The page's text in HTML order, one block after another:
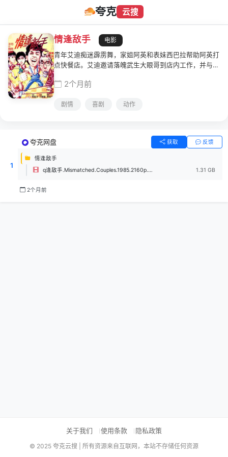
夸克 云搜
情逢敌手
电影
青年艾迪痴迷霹雳舞，家姐阿英和表妹西巴拉帮助阿英打
点快餐店。艾迪邀请落魄武生大眼哥到店内工作，并与回
关系也在发展中，艾迪虽然获胜但西巴拉吃味，此时武痴
2个月前
剧情 喜剧 动作
1
夸克网盘 获取 反馈
情逢敌手
q逢敌手.Mismatched.Couples.1985.2160p.WEB-DL.H265.mkv
1.31 GB
2个月前
关于我们 使用条款 隐私政策
© 2025 夸克云搜 | 所有资源来自互联网，本站不存储任何资源